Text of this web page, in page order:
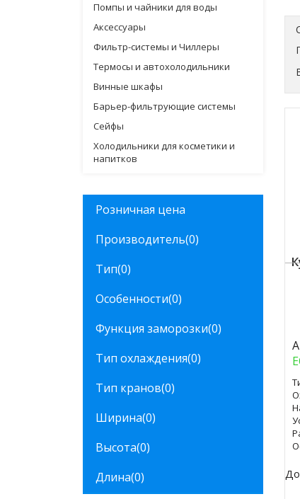
Помпы и чайники для воды
Аксессуары
Фильтр-системы и Чиллеры
Термосы и автохолодильники
Винные шкафы
Барьер-фильтрующие системы
Сейфы
Холодильники для косметики и
напитков
Розничная цена
Производитель(0)
Тип(0)
Особенности(0)
Функция заморозки(0)
Тип охлаждения(0)
Тип кранов(0)
Ширина(0)
Высота(0)
Длина(0)